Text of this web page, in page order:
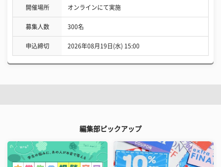
開催場所 オンラインにて実施
募集人数 300名
申込締切 2026年08月19日(水) 15:00
編集部ピックアップ